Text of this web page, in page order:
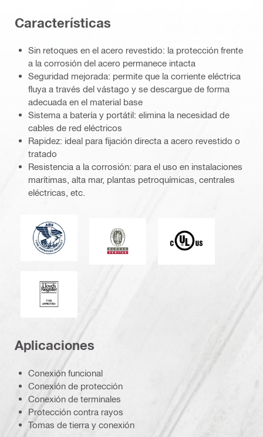
Características
Sin retoques en el acero revestido: la protección frente
a la corrosión del acero permanece intacta
Seguridad mejorada: permite que la corriente eléctrica
fluya a través del vástago y se descargue de forma
adecuada en el material base
Sistema a batería y portátil: elimina la necesidad de
cables de red eléctricos
Rapidez: ideal para fijación directa a acero revestido o
tratado
Resistencia a la corrosión: para el uso en instalaciones
marítimas, alta mar, plantas petroquímicas, centrales
eléctricas, etc.
American Bureau of Shipping
Bureau Veritas
Lloyd's Register
Aplicaciones
Conexión funcional
Conexión de protección
Conexión de terminales
Protección contra rayos
Tomas de tierra y conexión